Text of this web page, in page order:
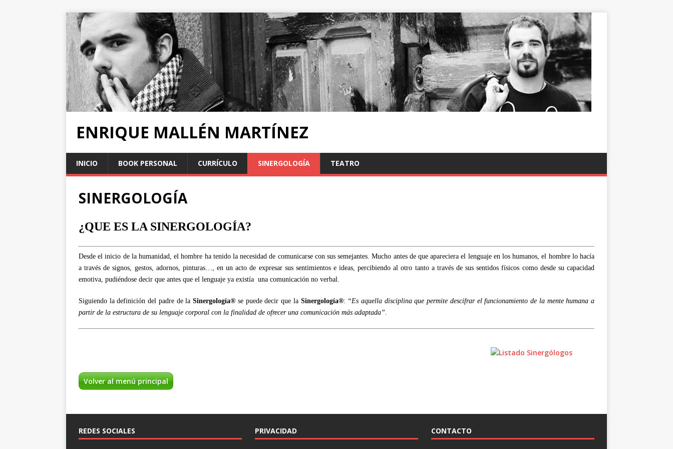
ENRIQUE MALLÉN MARTÍNEZ
INICIO BOOK PERSONAL CURRÍCULO SINERGOLOGÍA TEATRO
SINERGOLOGÍA
¿QUE ES LA SINERGOLOGÍA?
Desde el inicio de la humanidad, el hombre ha tenido la necesidad de comunicarse con sus semejantes. Mucho antes de que apareciera el lenguaje en los humanos, el hombre lo hacía
a través de signos, gestos, adornos, pinturas…, en un acto de expresar sus sentimientos e ideas, percibiendo al otro tanto a través de sus sentidos físicos como desde su capacidad
emotiva, pudiéndose decir que antes que el lenguaje ya existía una comunicación no verbal.
Siguiendo la definición del padre de laSinergología® se puede decir que laSinergología®: “Es aquella disciplina que permite descifrar el funcionamiento de la mente humana a
partir de la estructura de su lenguaje corporal con la finalidad de ofrecer una comunicación más adaptada”.
Volver al menú principal
REDES SOCIALES PRIVACIDAD CONTACTO